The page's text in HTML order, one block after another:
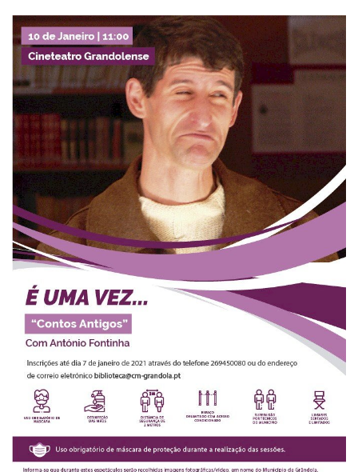
Contactos
Sobre Nós
Educação
Estatuto Editorial
Saúde
Ficha técnica
Lazer
Ambiente